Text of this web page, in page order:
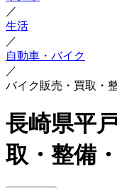
／
生活
／
自動車・バイク
／
バイク販売・買取・
長崎県平
取・整備